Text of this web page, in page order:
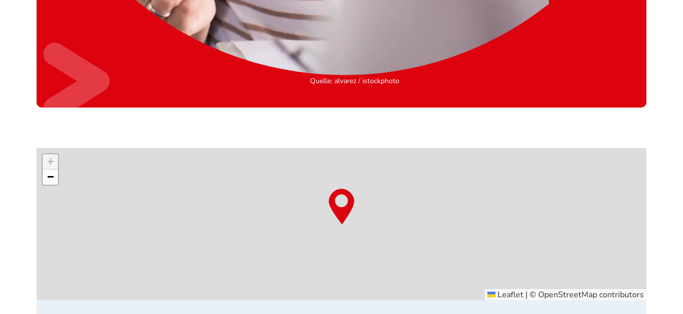
Quelle: alvarez / istockphoto
+
−
Leaflet | © OpenStreetMapcontributors